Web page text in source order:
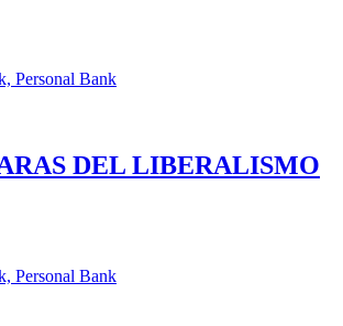
DEL LIBERALISMO